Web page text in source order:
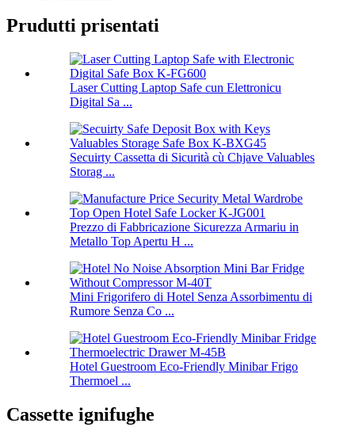
Prudutti prisentati
Laser Cutting Laptop Safe cun Elettronicu
Digital Sa ...
Secuirty Cassetta di Sicurità cù Chjave Valuables
Storag ...
Prezzo di Fabbricazione Sicurezza Armariu in
Metallo Top Apertu H ...
Mini Frigorifero di Hotel Senza Assorbimentu di
Rumore Senza Co ...
Hotel Guestroom Eco-Friendly Minibar Frigo
Thermoel ...
Cassette ignifughe